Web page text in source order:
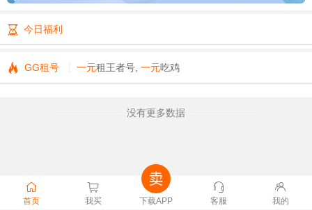
181****1505 购买ChatGPT账号金额￥18
 今日福利
 GG租号 一元租王者号, 一元吃鸡
没有更多数据
首页 我买 下载APP 客服 我的